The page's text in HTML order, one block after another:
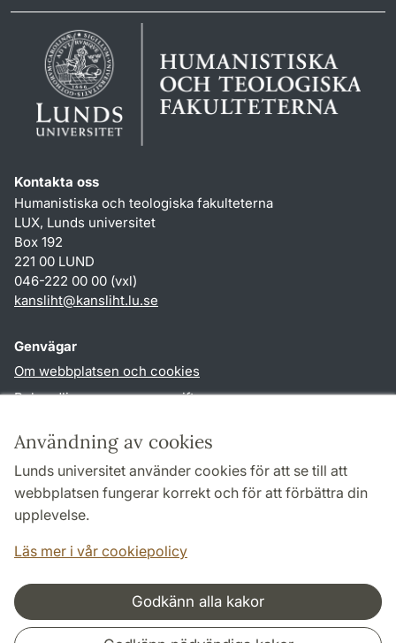
Användning av cookies
Lunds universitet använder cookies för att se till att
webbplatsen fungerar korrekt och för att förbättra din
upplevelse.
Läs mer i vår cookiepolicy
Godkänn alla kakor
Kontakta oss
Humanistiska och teologiska fakulteterna
LUX, Lunds universitet
Box 192
221 00 LUND
046-222 00 00 (vxl)
kansliht@kansliht.lu.se
Genvägar
Om webbplatsen och cookies
Behandling av personuppgifter
TYPO3-login
Följ oss i sociala medier
Samarbeten och nätverk